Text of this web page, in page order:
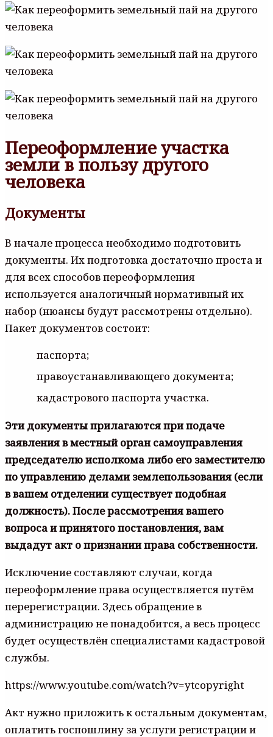
Переоформление участка
земли в пользу другого
человека
Документы
В начале процесса необходимо подготовить
документы. Их подготовка достаточно проста и
для всех способов переоформления
используется аналогичный нормативный их
набор (нюансы будут рассмотрены отдельно).
Пакет документов состоит:
паспорта;
правоустанавливающего документа;
кадастрового паспорта участка.
Эти документы прилагаются при подаче
заявления в местный орган самоуправления
председателю исполкома либо его заместителю
по управлению делами землепользования (если
в вашем отделении существует подобная
должность). После рассмотрения вашего
вопроса и принятого постановления, вам
выдадут акт о признании права собственности.
Исключение составляют случаи, когда
переоформление права осуществляется путём
перерегистрации. Здесь обращение в
администрацию не понадобится, а весь процесс
будет осуществлён специалистами кадастровой
службы.
https://www.youtube.com/watch?v=ytcopyright
Акт нужно приложить к остальным документам,
оплатить госпошлину за услуги регистрации и